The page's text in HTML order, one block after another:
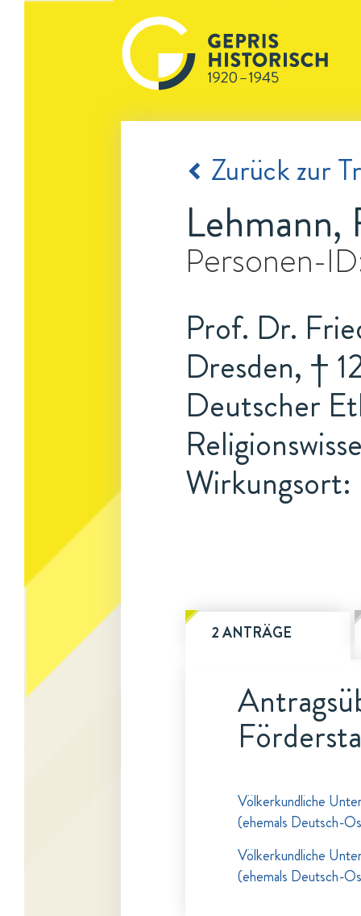
Zurück zur
Personen-
Prof. Dr.
Dresden, †
Deutscher
Wirkungsort:
2 ANTRÄGE
Völkerkundliche
(ehemals Deutsch-
Völkerkundliche
(ehemals Deutsch-